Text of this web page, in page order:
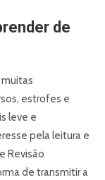
de
estrofes e
leve e
pela leitura e
Revisão
de transmitir a